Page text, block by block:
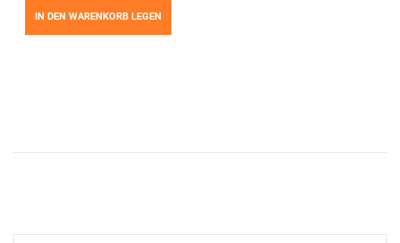
IN DEN WARENKORB LEGEN